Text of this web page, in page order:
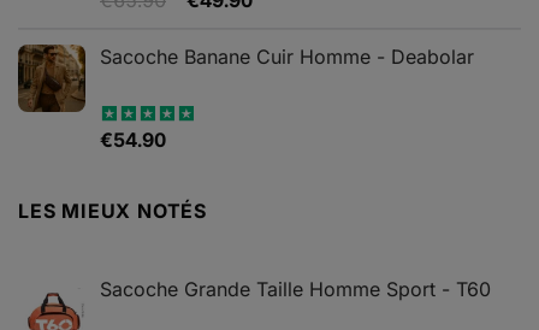
initial
€65.90.
actuel
Sacoche Banane Cuir Homme - Deabolar
Note4.79
€54.90
LES MIEUX NOTÉS
Sacoche Grande Taille Homme Sport - T60